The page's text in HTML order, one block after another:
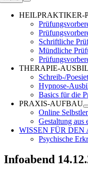
HEILPRAKTIKER-
Schriftliche
Mündliche
THERAPIE-
Schreib-/
Hypnose-
Basics für die
PRAXIS-AUFBAU
Online
Gestaltung aus
WISSEN FÜR DEN
Psychische
Infoabend